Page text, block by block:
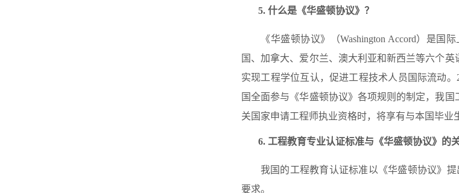
5. 什么是《华盛顿协议》？
《华盛顿协议》（Washington Accord）是
国、加拿大、爱尔兰、澳大利亚和新西兰等六个
实现工程学位互认，促进工程技术人员国际流动
国全面参与《华盛顿协议》各项规则的制定，我
关国家申请工程师执业资格时，将享有与本国毕业
6. 工程教育专业认证标准与《华盛顿协议》的关
我国的工程教育认证标准以《华盛顿协议》提
要求。